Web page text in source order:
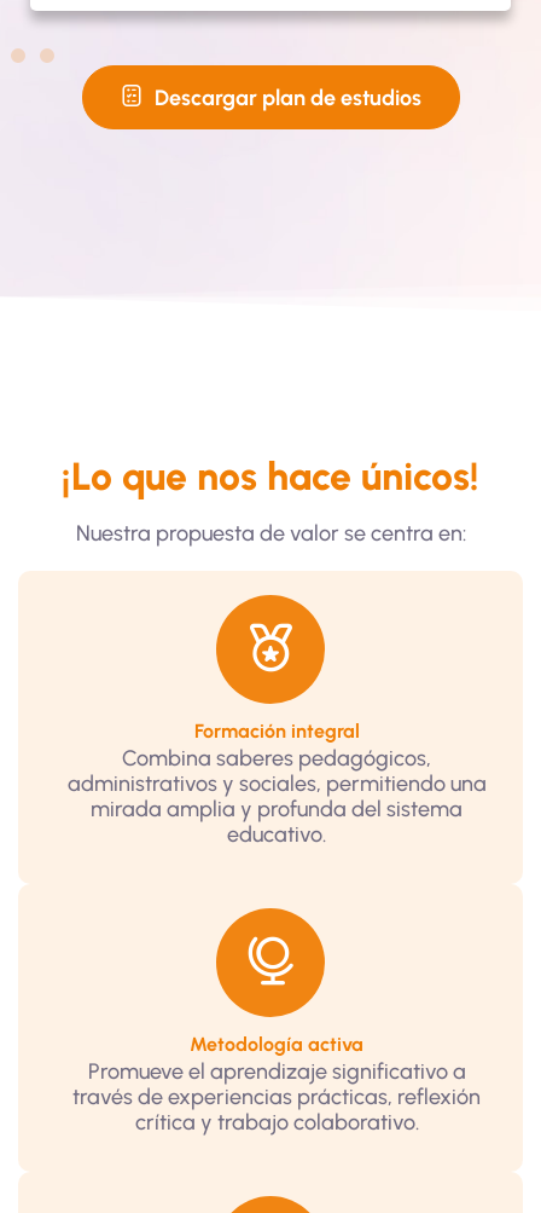
Descargar plan de estudios
¡Lo que nos hace únicos!
Nuestra propuesta de valor se centra en:
Formación integral
Combina saberes pedagógicos,
administrativos y sociales, permitiendo una
mirada amplia y profunda del sistema
educativo.
Metodología activa
Promueve el aprendizaje significativo a
través de experiencias prácticas, reflexión
crítica y trabajo colaborativo.